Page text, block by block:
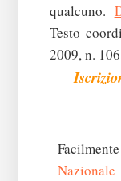
qualcuno.
Testo
2009, n. 106